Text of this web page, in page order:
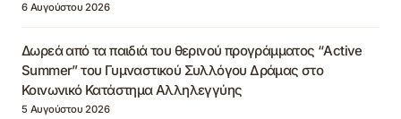
6 Αυγούστου 2026
Δωρεά από τα παιδιά του θερινού προγράμματος “Active
Summer” του Γυμναστικού Συλλόγου Δράμας στο
Κοινωνικό Κατάστημα Αλληλεγγύης
5 Αυγούστου 2026